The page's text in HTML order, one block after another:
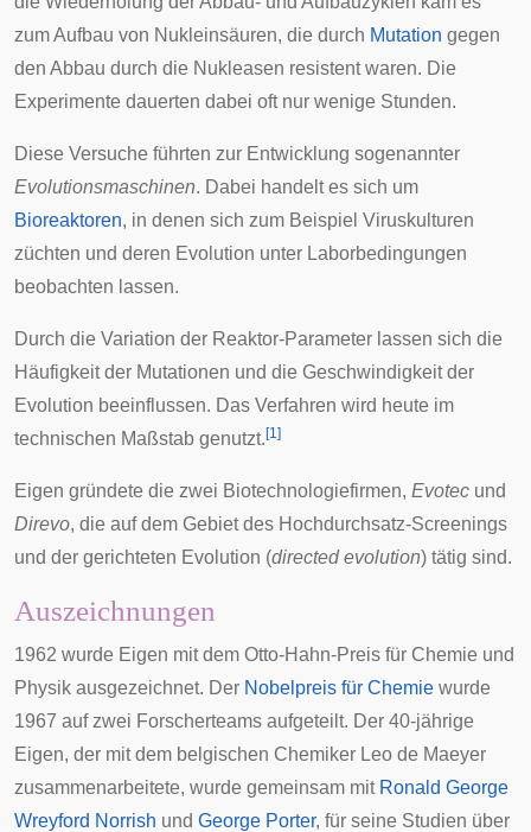
zum Aufbau von Nukleinsäuren, die durch Mutation gegen
den Abbau durch die Nukleasen resistent waren. Die
Experimente dauerten dabei oft nur wenige Stunden.
Diese Versuche führten zur Entwicklung sogenannter
Evolutionsmaschinen. Dabei handelt es sich um
Bioreaktoren, in denen sich zum Beispiel Viruskulturen
züchten und deren Evolution unter Laborbedingungen
beobachten lassen.
Durch die Variation der Reaktor-Parameter lassen sich die
Häufigkeit der Mutationen und die Geschwindigkeit der
Evolution beeinflussen. Das Verfahren wird heute im
technischen Maßstab genutzt. [1]
Eigen gründete die zwei Biotechnologiefirmen, Evotec und
Direvo, die auf dem Gebiet des Hochdurchsatz-Screenings
und der gerichteten Evolution (directed evolution) tätig sind.
Auszeichnungen
1962 wurde Eigen mit dem Otto-Hahn-Preis für Chemie und
Physik ausgezeichnet. Der Nobelpreis für Chemie wurde
1967 auf zwei Forscherteams aufgeteilt. Der 40-jährige
Eigen, der mit dem belgischen Chemiker Leo de Maeyer
zusammenarbeitete, wurde gemeinsam mit Ronald George
Wreyford Norrish und George Porter, für seine Studien über